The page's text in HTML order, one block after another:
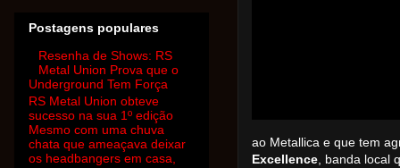
ao Metallica e que tem
Excellence , banda local
Postagens populares
Resenha de Shows: RS
Metal Union Prova que o
Underground Tem Força
RS Metal Union obteve
sucesso na sua 1º edição
Mesmo com uma chuva
chata que ameaçava deixar
os headbangers em casa,